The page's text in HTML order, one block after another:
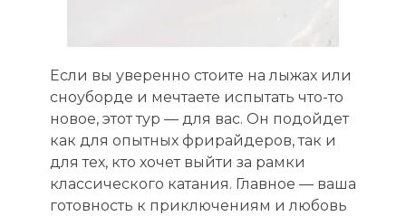
Если вы уверенно стоите на лыжах или
сноуборде и мечтаете испытать что-то
новое, этот тур — для вас. Он подойдет
как для опытных фрирайдеров, так и
для тех, кто хочет выйти за рамки
классического катания. Главное — ваша
готовность к приключениям и любовь